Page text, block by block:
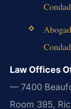
Law Offices
— 7400
Room 395,